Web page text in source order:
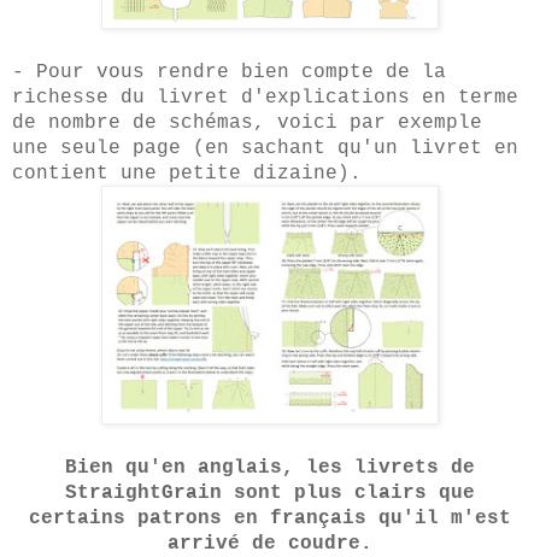
- Pour vous rendre bien compte de la
richesse du livret d'explications en terme
de nombre de schémas, voici par exemple
une seule page (en sachant qu'un livret en
contient une petite dizaine).
Bien qu'en anglais, les livrets de
StraightGrain sont plus clairs que
certains patrons en français qu'il m'est
arrivé de coudre.